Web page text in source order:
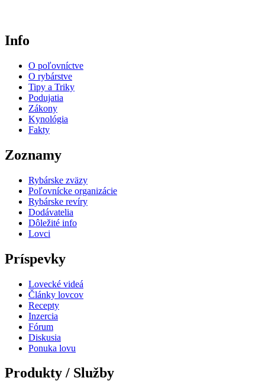
Info
O poľovníctve
O rybárstve
Tipy a Triky
Podujatia
Zákony
Kynológia
Fakty
Zoznamy
Rybárske zväzy
Poľovnícke organizácie
Rybárske revíry
Dodávatelia
Dôležité info
Lovci
Príspevky
Lovecké videá
Články lovcov
Recepty
Inzercia
Fórum
Diskusia
Ponuka lovu
Produkty / Služby